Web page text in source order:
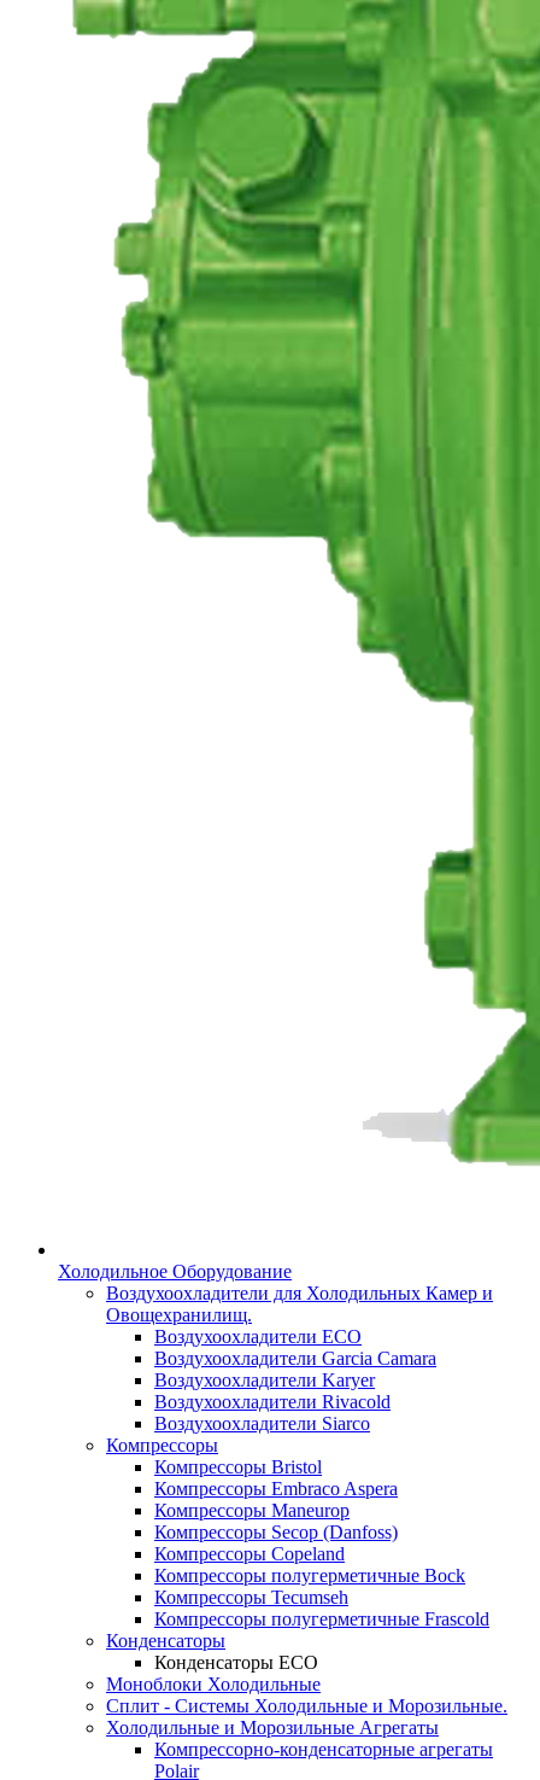
Холодильное Оборудование
Воздухоохладители для Холодильных Камер и
Овощехранилищ.
Воздухоохладители ECO
Воздухоохладители Garcia Camara
Воздухоохладители Karyer
Воздухоохладители Rivacold
Воздухоохладители Siarco
Компрессоры
Компрессоры Bristol
Компрессоры Embraco Aspera
Компрессоры Maneurop
Компрессоры Secop (Danfoss)
Компрессоры Copeland
Компрессоры полугерметичные Bock
Компрессоры Tecumseh
Компрессоры полугерметичные Frascold
Конденсаторы
Конденсаторы ECO
Моноблоки Холодильные
Сплит - Системы Холодильные и Морозильные.
Холодильные и Морозильные Агрегаты
Компрессорно-конденсаторные агрегаты
Polair